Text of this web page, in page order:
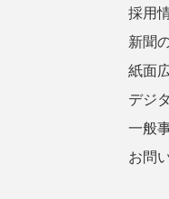
採用
新聞
紙面
デジ
一般
お問